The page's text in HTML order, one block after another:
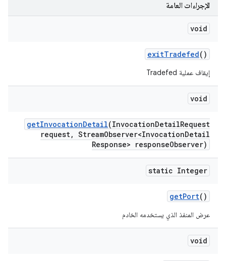
الإجراءات العامة
void
exitTradefed()
إيقاف عملية Tradefed
void
getInvocationDetail(InvocationDetailRequest
request, StreamObserver<InvocationDetail
Response> responseObserver)
static Integer
getPort()
عرض المنفذ الذي يستخدمه الخادم
void